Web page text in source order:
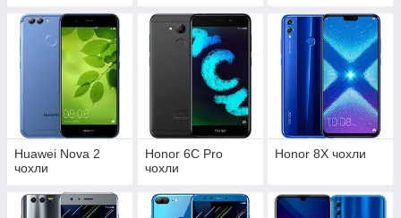
Huawei Nova 2
чохли
Honor 6C Pro
чохли
Honor 8X чохли